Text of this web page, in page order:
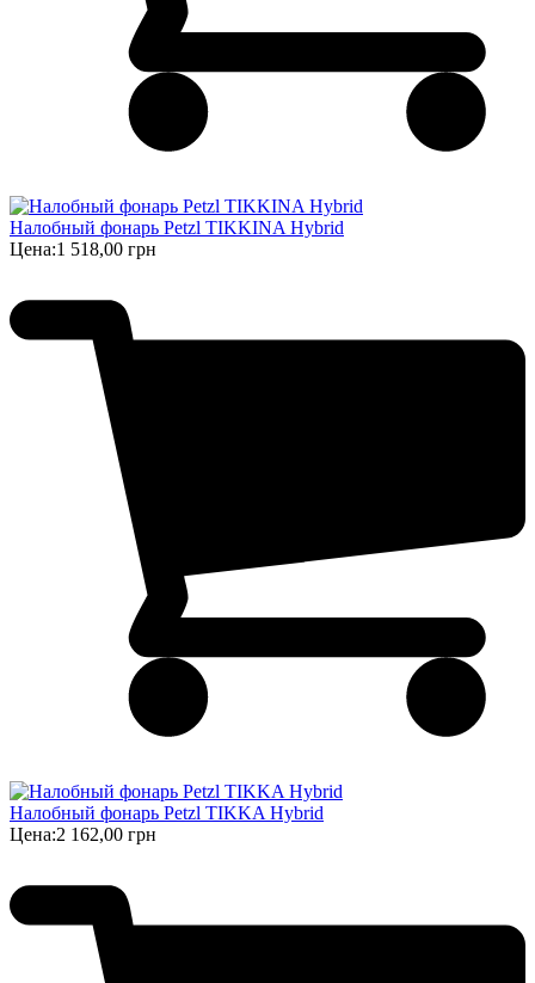
Налобный фонарь Petzl TIKKINA Hybrid
Цена:1 518,00 грн
Налобный фонарь Petzl TIKKA Hybrid
Цена:2 162,00 грн